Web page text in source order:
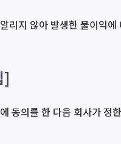
리지 않아 발생한 불이익
]
동의를 한 다음 회사가